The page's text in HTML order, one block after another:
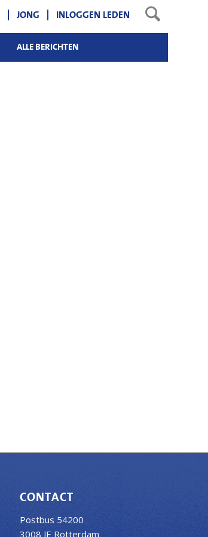
ALLE BERICHTEN
JONG INLOGGEN LEDEN
CONTACT
Postbus 54200
3008 JE Rotterdam